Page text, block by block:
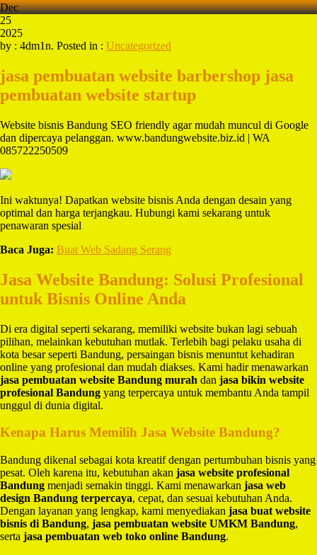
Dec
25
2025
by : 4dm1n. Posted in : Uncategorized
jasa pembuatan website barbershop jasa
pembuatan website startup
Website bisnis Bandung SEO friendly agar mudah muncul di Google
dan dipercaya pelanggan. www.bandungwebsite.biz.id | WA
085722250509
Ini waktunya! Dapatkan website bisnis Anda dengan desain yang
optimal dan harga terjangkau. Hubungi kami sekarang untuk
penawaran spesial
Baca Juga: Buat Web Sadang Serang
Jasa Website Bandung: Solusi Profesional
untuk Bisnis Online Anda
Di era digital seperti sekarang, memiliki website bukan lagi sebuah
pilihan, melainkan kebutuhan mutlak. Terlebih bagi pelaku usaha di
kota besar seperti Bandung, persaingan bisnis menuntut kehadiran
online yang profesional dan mudah diakses. Kami hadir menawarkan
jasa pembuatan website Bandung murah dan jasa bikin website
profesional Bandung yang terpercaya untuk membantu Anda tampil
unggul di dunia digital.
Kenapa Harus Memilih Jasa Website Bandung?
Bandung dikenal sebagai kota kreatif dengan pertumbuhan bisnis yang
pesat. Oleh karena itu, kebutuhan akan jasa website profesional
Bandung menjadi semakin tinggi. Kami menawarkan jasa web
design Bandung terpercaya, cepat, dan sesuai kebutuhan Anda.
Dengan layanan yang lengkap, kami menyediakan jasa buat website
bisnis di Bandung, jasa pembuatan website UMKM Bandung,
serta jasa pembuatan web toko online Bandung.